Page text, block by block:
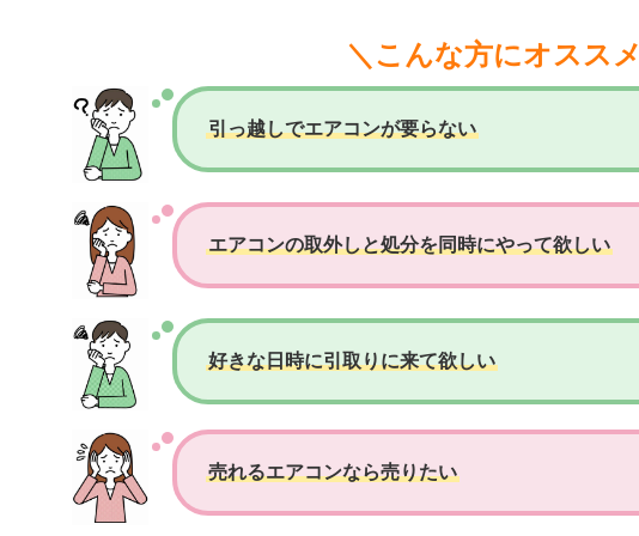
＼こんな方にオスス
引っ越しでエアコンが要らない
エアコンの取外しと処分を同時にやって欲しい
好きな日時に引取りに来て欲しい
売れるエアコンなら売りたい